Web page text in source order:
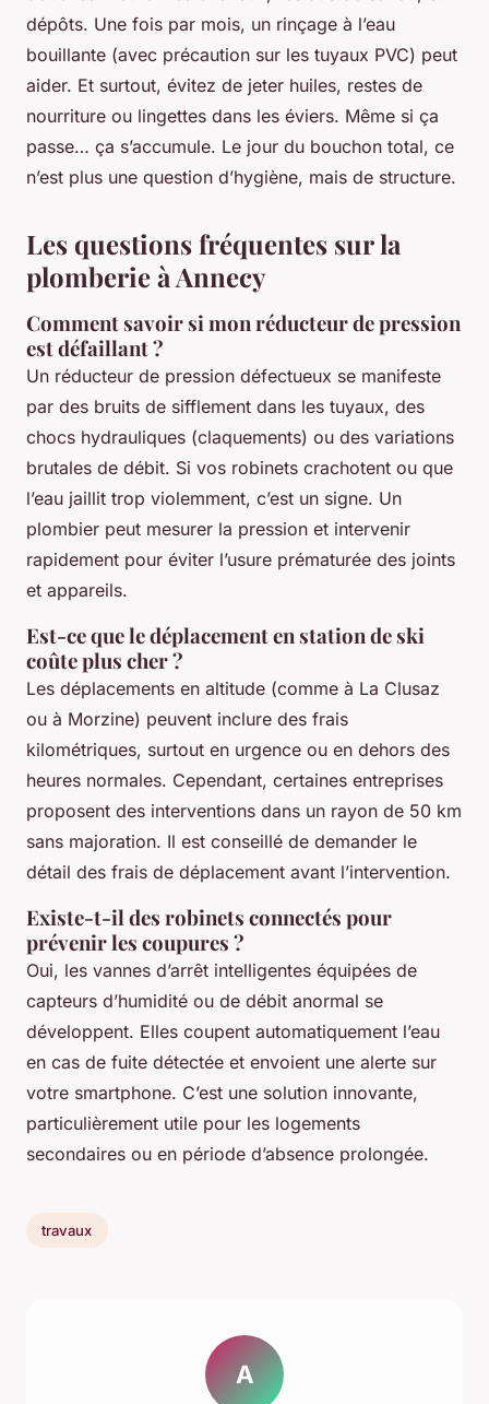
dépôts. Une fois par mois, un rinçage à l’eau
bouillante (avec précaution sur les tuyaux PVC) peut
aider. Et surtout, évitez de jeter huiles, restes de
nourriture ou lingettes dans les éviers. Même si ça
passe… ça s’accumule. Le jour du bouchon total, ce
n’est plus une question d’hygiène, mais de structure.
Les questions fréquentes sur la
plomberie à Annecy
Comment savoir si mon réducteur de pression
est défaillant ?
Un réducteur de pression défectueux se manifeste
par des bruits de sifflement dans les tuyaux, des
chocs hydrauliques (claquements) ou des variations
brutales de débit. Si vos robinets crachotent ou que
l’eau jaillit trop violemment, c’est un signe. Un
plombier peut mesurer la pression et intervenir
rapidement pour éviter l’usure prématurée des joints
et appareils.
Est-ce que le déplacement en station de ski
coûte plus cher ?
Les déplacements en altitude (comme à La Clusaz
ou à Morzine) peuvent inclure des frais
kilométriques, surtout en urgence ou en dehors des
heures normales. Cependant, certaines entreprises
proposent des interventions dans un rayon de 50 km
sans majoration. Il est conseillé de demander le
détail des frais de déplacement avant l’intervention.
Existe-t-il des robinets connectés pour
prévenir les coupures ?
Oui, les vannes d’arrêt intelligentes équipées de
capteurs d’humidité ou de débit anormal se
développent. Elles coupent automatiquement l’eau
en cas de fuite détectée et envoient une alerte sur
votre smartphone. C’est une solution innovante,
particulièrement utile pour les logements
secondaires ou en période d’absence prolongée.
travaux
A